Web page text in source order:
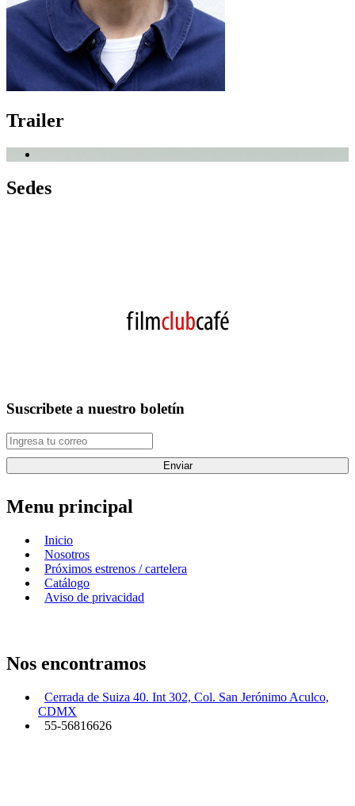
Trailer
Sedes
Suscribete a nuestro boletín
Enviar
Menu principal
Inicio
Nosotros
Próximos estrenos / cartelera
Catálogo
Aviso de privacidad
Nos encontramos
Cerrada de Suiza 40. Int 302, Col. San Jerónimo Aculco,
CDMX
55-56816626